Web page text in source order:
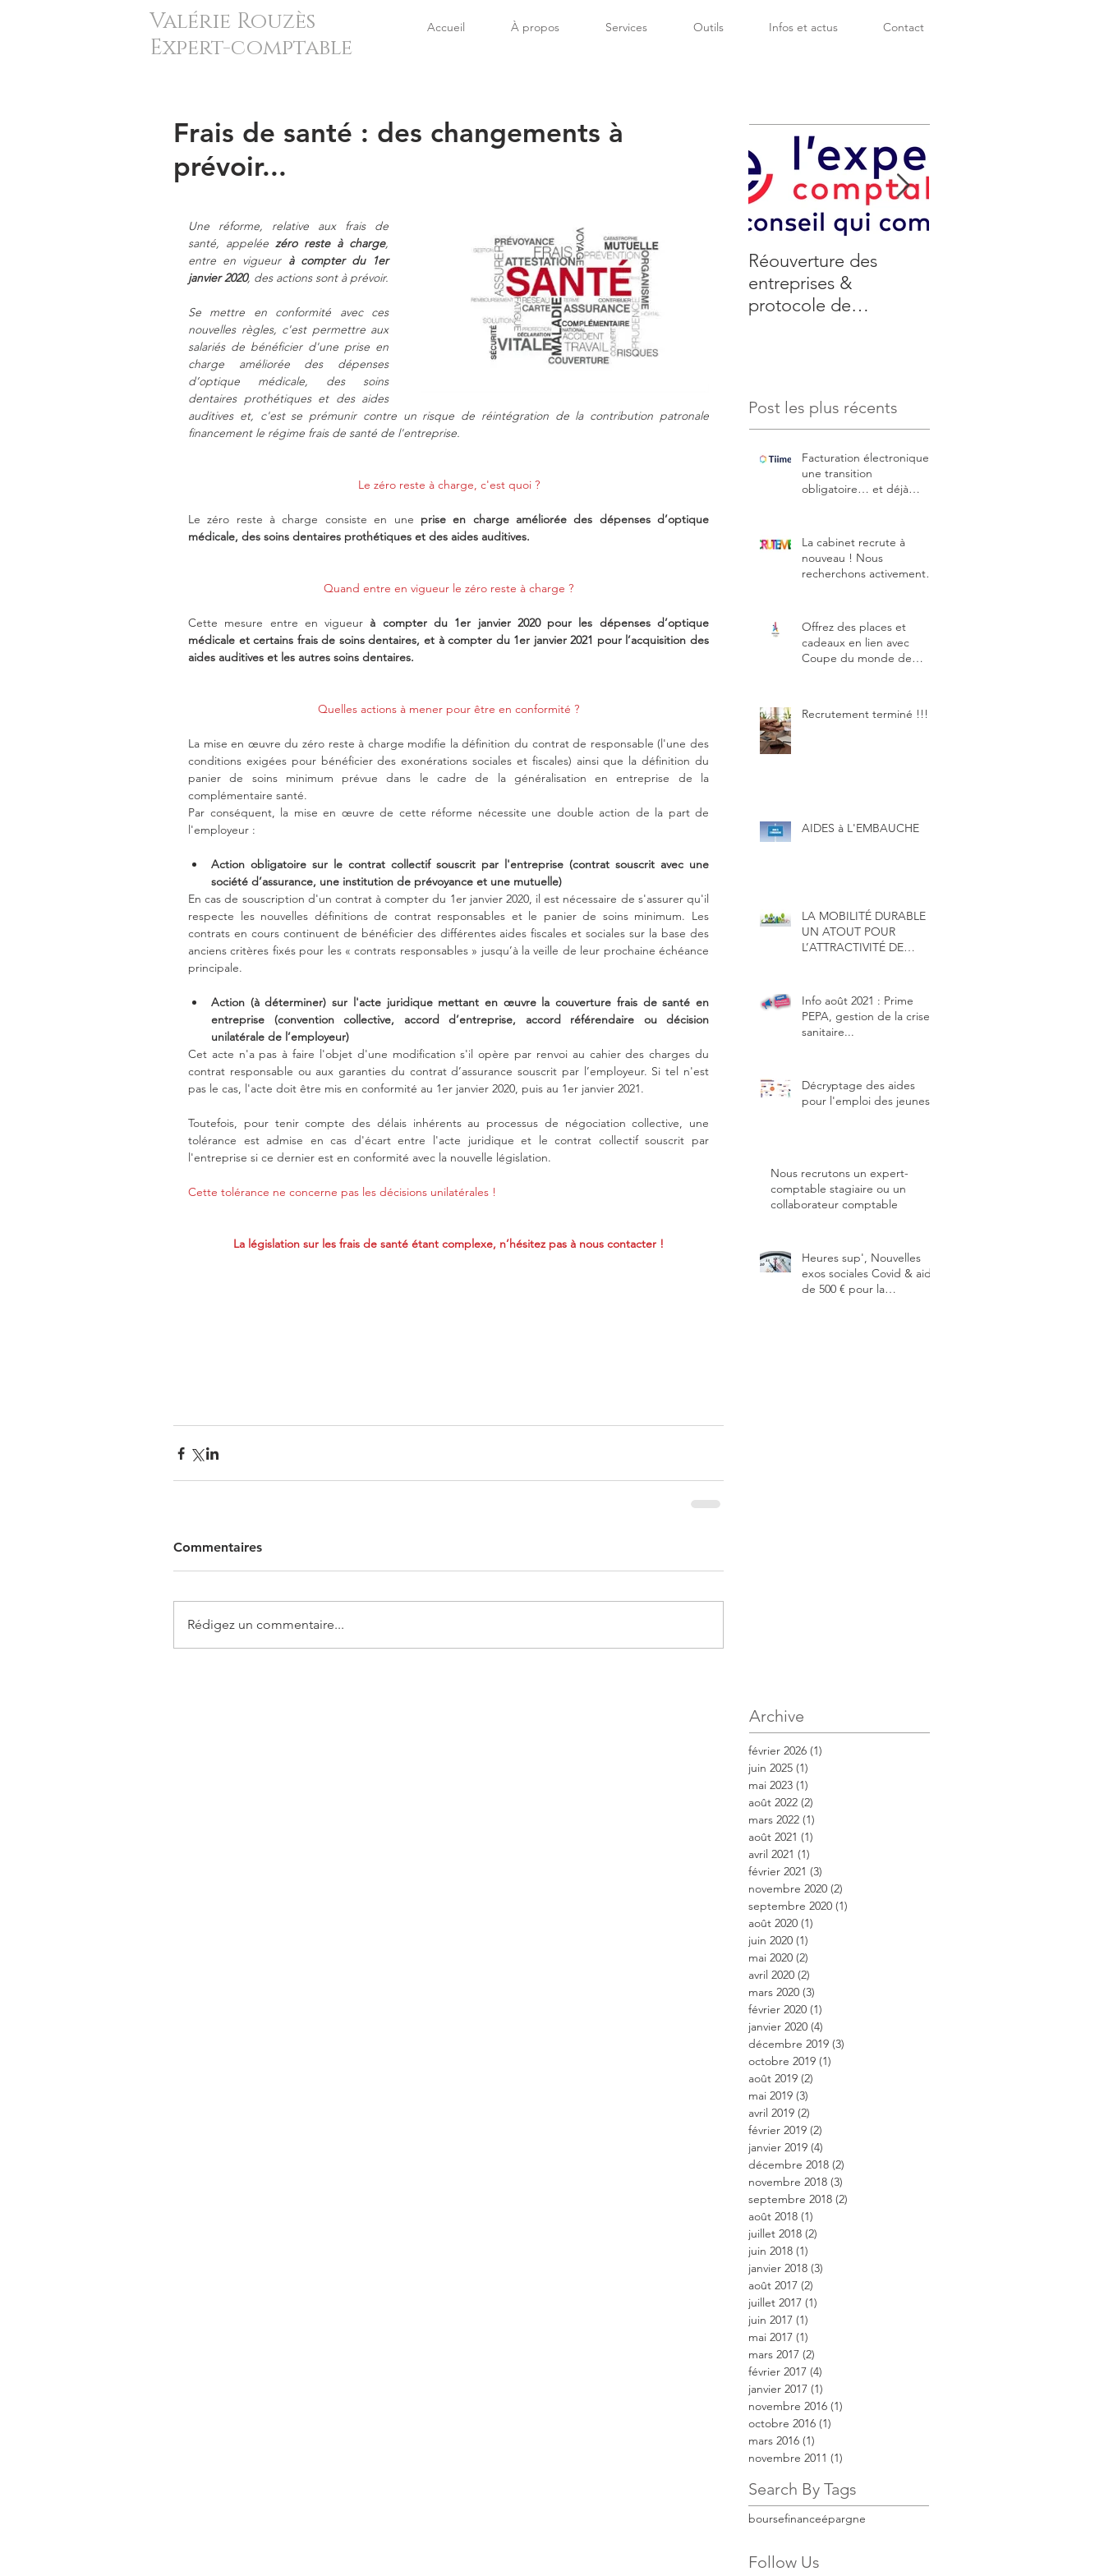
Valérie Rouzès
Expert-comptable
Accueil À propos Services Outils Infos et actus Contact
Frais de santé : des changements à
prévoir...
Une réforme, relative aux frais de
santé, appelée zéro reste à charge,
entre en vigueur à compter du 1er
janvier 2020, des actions sont à prévoir.
Se mettre en conformité avec ces
nouvelles règles, c'est permettre aux
salariés de bénéficier d'une prise en
charge améliorée des dépenses
d’optique médicale, des soins
dentaires prothétiques et des aides
auditives et, c'est se prémunir contre un risque de réintégration de la contribution patronale
financement le régime frais de santé de l'entreprise.
Le zéro reste à charge, c'est quoi ?
Le zéro reste à charge consiste en une prise en charge améliorée des dépenses d’optique
médicale, des soins dentaires prothétiques et des aides auditives.
Quand entre en vigueur le zéro reste à charge ?
Cette mesure entre en vigueur à compter du 1er janvier 2020 pour les dépenses d’optique
médicale et certains frais de soins dentaires, et à compter du 1er janvier 2021 pour l’acquisition des
aides auditives et les autres soins dentaires.
Quelles actions à mener pour être en conformité ?
La mise en œuvre du zéro reste à charge modifie la définition du contrat de responsable (l'une des
conditions exigées pour bénéficier des exonérations sociales et fiscales) ainsi que la définition du
panier de soins minimum prévue dans le cadre de la généralisation en entreprise de la
complémentaire santé.
Par conséquent, la mise en œuvre de cette réforme nécessite une double action de la part de
l'employeur :
Action obligatoire sur le contrat collectif souscrit par l'entreprise (contrat souscrit avec une
société d’assurance, une institution de prévoyance et une mutuelle)
En cas de souscription d'un contrat à compter du 1er janvier 2020, il est nécessaire de s'assurer qu'il
respecte les nouvelles définitions de contrat responsables et le panier de soins minimum. Les
contrats en cours continuent de bénéficier des différentes aides fiscales et sociales sur la base des
anciens critères fixés pour les « contrats responsables » jusqu’à la veille de leur prochaine échéance
principale.
Action (à déterminer) sur l'acte juridique mettant en œuvre la couverture frais de santé en
entreprise (convention collective, accord d’entreprise, accord référendaire ou décision
unilatérale de l’employeur)
Cet acte n'a pas à faire l'objet d'une modification s'il opère par renvoi au cahier des charges du
contrat responsable ou aux garanties du contrat d’assurance souscrit par l’employeur. Si tel n'est
pas le cas, l'acte doit être mis en conformité au 1er janvier 2020, puis au 1er janvier 2021.
Toutefois, pour tenir compte des délais inhérents au processus de négociation collective, une
tolérance est admise en cas d'écart entre l'acte juridique et le contrat collectif souscrit par
l'entreprise si ce dernier est en conformité avec la nouvelle législation.
Cette tolérance ne concerne pas les décisions unilatérales !
La législation sur les frais de santé étant complexe, n’hésitez pas à nous contacter !
Commentaires
Rédigez un commentaire...
Réouverture des
entreprises &
protocole de
Post les plus récents
Facturation électronique :
une transition
obligatoire… et déjà
La cabinet recrute à
nouveau ! Nous
recherchons activement
stagiaire
Offrez des places et
cadeaux en lien avec
Coupe du monde de
Recrutement terminé !!!
AIDES à L'EMBAUCHE
LA MOBILITÉ DURABLE :
UN ATOUT POUR
L’ATTRACTIVITÉ DE
Info août 2021 : Prime
PEPA, gestion de la crise
sanitaire...
Décryptage des aides
pour l'emploi des jeunes
Nous recrutons un expert-
comptable stagiaire ou un
collaborateur comptable
Heures sup', Nouvelles
exos sociales Covid & aide
de 500 € pour la
Archive
février 2026 (1)
juin 2025 (1)
mai 2023 (1)
août 2022 (2)
mars 2022 (1)
août 2021 (1)
avril 2021 (1)
février 2021 (3)
novembre 2020 (2)
septembre 2020 (1)
août 2020 (1)
juin 2020 (1)
mai 2020 (2)
avril 2020 (2)
mars 2020 (3)
février 2020 (1)
janvier 2020 (4)
décembre 2019 (3)
octobre 2019 (1)
août 2019 (2)
mai 2019 (3)
avril 2019 (2)
février 2019 (2)
janvier 2019 (4)
décembre 2018 (2)
novembre 2018 (3)
septembre 2018 (2)
août 2018 (1)
juillet 2018 (2)
juin 2018 (1)
janvier 2018 (3)
août 2017 (2)
juillet 2017 (1)
juin 2017 (1)
mai 2017 (1)
mars 2017 (2)
février 2017 (4)
janvier 2017 (1)
novembre 2016 (1)
octobre 2016 (1)
mars 2016 (1)
novembre 2011 (1)
Search By Tags
boursefinanceépargne
Follow Us